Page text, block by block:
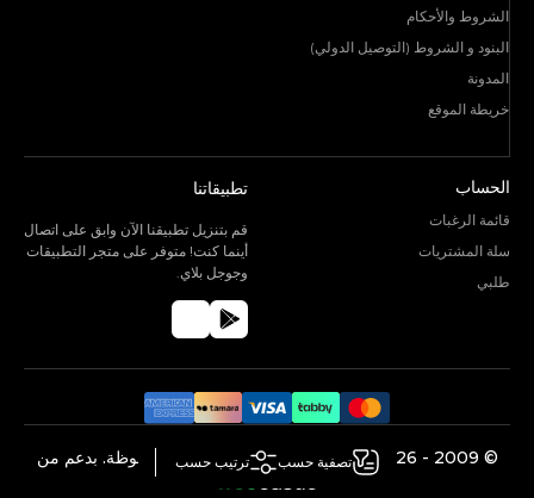
تصفية حسب ترتيب حسب
الشروط والأحكام
البنود و الشروط (التوصيل الدولي)
المدونة
خريطة الموقع
الحساب
قائمة الرغبات
سلة المشتريات
طلبي
تطبيقاتنا
قم بتنزيل تطبيقنا الآن وابق على اتصال
أينما كنت! متوفر على متجر التطبيقات
وجوجل بلاي.
©️ 2009 -
2026
V Perfumes. جميع الحقوق محفوظة. بدعم من